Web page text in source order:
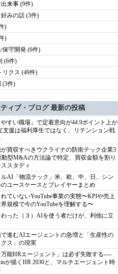
来事 (9件)
みの話 (3件)
)
)
保守開発 (6件)
(6件)
リクス (49件)
(3件)
ィブ・ブログ 最新の投稿
やすい職場」で定着意向が44.9ポイント上が
支援は福利厚生ではなく、リテンション戦
買収すべきウクライナの防衛テック企業3
型M&Aの方法論で特定、買収金額を割り
スタディ
AI「物流テック」米、欧、中、日、シン
ユースケースとプレイヤーまとめ
ていないYouTube事業の実態〜KPIや売上
規模で今のYouTubeを理解する〜
った（３）AIを使う者だけが、利他に立
進むAIエージェントの急増と「生産性の
ス」の現実
万能HRエージェント」は必ず失敗する----
が描くHR 2030と、マルチエージェント時